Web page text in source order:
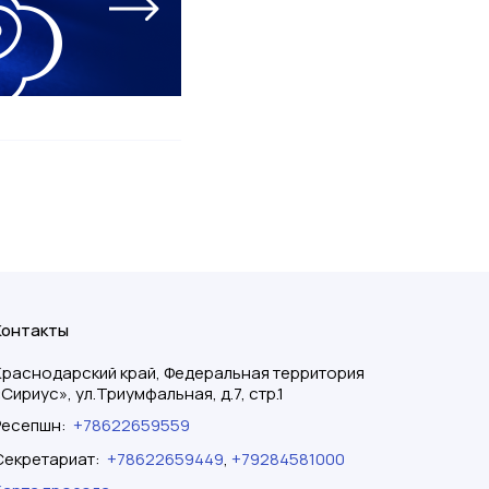
край, Федеральная территория
ул.Триумфальная, д.7, стр.1
: +78622659559
: +78622659449, +79284581000